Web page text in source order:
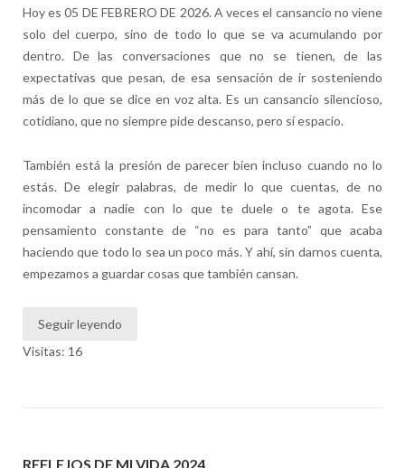
Hoy es 05 DE FEBRERO DE 2026. A veces el cansancio no viene
solo del cuerpo, sino de todo lo que se va acumulando por
dentro. De las conversaciones que no se tienen, de las
expectativas que pesan, de esa sensación de ir sosteniendo
más de lo que se dice en voz alta. Es un cansancio silencioso,
cotidiano, que no siempre pide descanso, pero sí espacio.
También está la presión de parecer bien incluso cuando no lo
estás. De elegir palabras, de medir lo que cuentas, de no
incomodar a nadie con lo que te duele o te agota. Ese
pensamiento constante de “no es para tanto” que acaba
haciendo que todo lo sea un poco más. Y ahí, sin darnos cuenta,
empezamos a guardar cosas que también cansan.
Seguir leyendo
Visitas: 16
REFLEJOS DE MI VIDA 2024